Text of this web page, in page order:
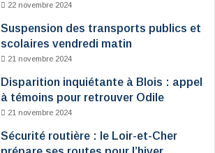
22 novembre 2024
Suspension des transports publics et
scolaires vendredi matin
21 novembre 2024
Disparition inquiétante à Blois : appel
à témoins pour retrouver Odile
21 novembre 2024
Sécurité routière : le Loir-et-Cher